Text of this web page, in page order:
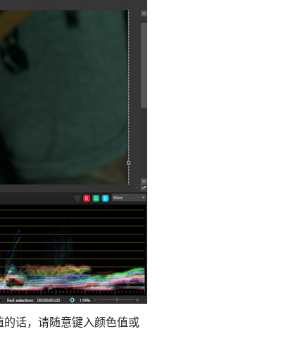
话，请随意键入颜色值或